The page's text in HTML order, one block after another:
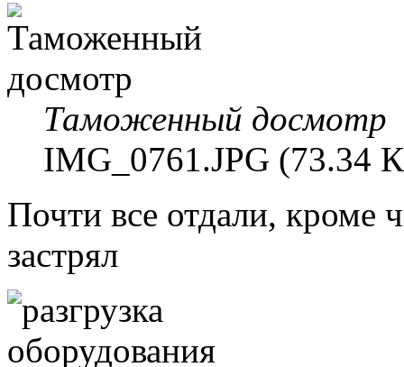
Таможенный досмотр
IMG_0761.JPG (73.34
Почти все отдали, кроме
застрял